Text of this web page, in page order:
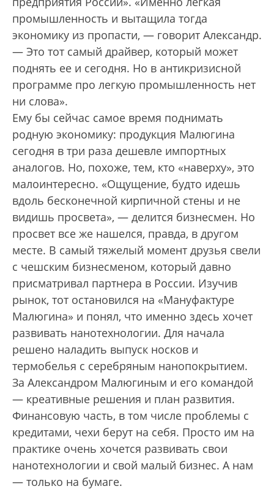
промышленность и вытащила тогда
экономику из пропасти, — говорит Александр.
— Это тот самый драйвер, который может
поднять ее и сегодня. Но в антикризисной
программе про легкую промышленность нет
ни слова».
Ему бы сейчас самое время поднимать
родную экономику: продукция Малюгина
сегодня в три раза дешевле импортных
аналогов. Но, похоже, тем, кто «наверху», это
малоинтересно. «Ощущение, будто идешь
вдоль бесконечной кирпичной стены и не
видишь просвета», — делится бизнесмен. Но
просвет все же нашелся, правда, в другом
месте. В самый тяжелый момент друзья свели
с чешским бизнесменом, который давно
присматривал партнера в России. Изучив
рынок, тот остановился на «Мануфактуре
Малюгина» и понял, что именно здесь хочет
развивать нанотехнологии. Для начала
решено наладить выпуск носков и
термобелья с серебряным нанопокрытием.
За Александром Малюгиным и его командой
— креативные решения и план развития.
Финансовую часть, в том числе проблемы с
кредитами, чехи берут на себя. Просто им на
практике очень хочется развивать свои
нанотехнологии и свой малый бизнес. А нам
— только на бумаге.